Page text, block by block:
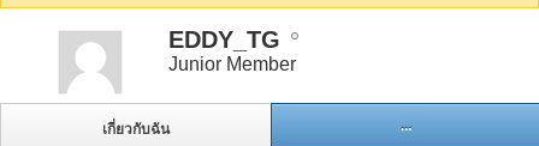
EDDY_TG
Junior Member
เกี่ยวกับฉัน ...